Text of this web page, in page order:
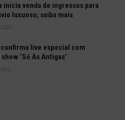
inicia venda de ingressos para
luxuoso; saiba mais
live especial com
‘Só As Antigas’